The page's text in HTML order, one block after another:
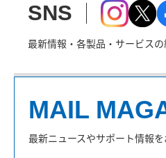
SNS
最新情報・各製品・サービス
MAIL
最新ニュースやサポート情報